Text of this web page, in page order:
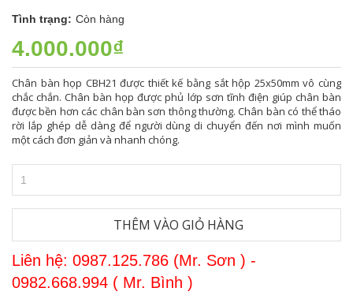
Tình trạng: Còn hàng
4.000.000₫
Chân bàn họp CBH21 được thiết kế bằng sắt hộp 25x50mm vô cùng
chắc chắn. Chân bàn họp được phủ lớp sơn tĩnh điện giúp chân bàn
được bền hơn các chân bàn sơn thông thường. Chân bàn có thể tháo
rời lắp ghép dễ dàng để người dùng di chuyển đến nơi mình muốn
một cách đơn giản và nhanh chóng.
THÊM VÀO GIỎ HÀNG
Liên hệ: 0987.125.786 (Mr. Sơn ) -
0982.668.994 ( Mr. Bình )